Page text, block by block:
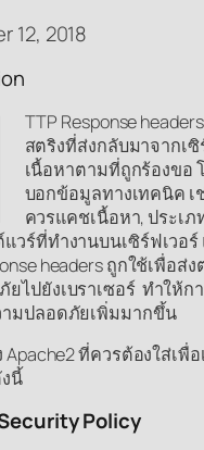
12, 2018
TTP Response
สตริงที่ส่งกลับมาจากเ
เนื้อหาตามที่ถูกร้องขอ
บอกข้อมูลทางเทคนิค เ
ควรแคชเนื้อหา, ประเ
วร์ที่ทำงานบนเซิร์ฟเวอร์
headers ถูกใช้เพื่อส่
ไปยังเบราเซอร์ ทำให้ก
ามปลอดภัยเพิ่มมากขึ้น
Apache2 ที่ควรต้องใส่เพื่
นี้
Policy